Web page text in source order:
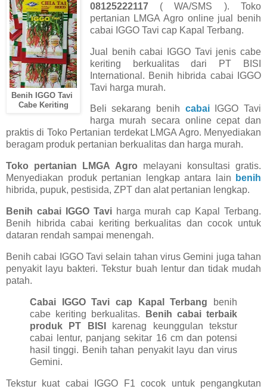
Benih IGGO Tavi
Cabe Keriting
08125222117( WA/SMS ). Toko
pertanian LMGA Agro online jual benih
cabai IGGO Tavi cap Kapal Terbang.
Jual benih cabai IGGO Tavi jenis cabe
keriting berkualitas dari PT BISI
International. Benih hibrida cabai IGGO
Tavi harga murah.
Beli sekarang benih cabaiIGGO Tavi
harga murah secara online cepat dan
praktis di Toko Pertanian terdekat LMGA Agro. Menyediakan
beragam produk pertanian berkualitas dan harga murah.
Toko pertanian LMGA Agro melayani konsultasi gratis.
Menyediakan produk pertanian lengkap antara lain
benih
hibrida, pupuk, pestisida, ZPT dan alat pertanian lengkap.
Benih cabai IGGO Tavi harga murah cap Kapal Terbang.
Benih hibrida cabai keriting berkualitas dan cocok untuk
dataran rendah sampai menengah.
Benih cabai IGGO Tavi selain tahan virus Gemini juga tahan
penyakit layu bakteri. Tekstur buah lentur dan tidak mudah
patah.
Cabai IGGO Tavi cap Kapal Terbang benih
cabe keriting berkualitas.
Benih cabai terbaik
produk PT BISI
karenag keunggulan tekstur
cabai lentur, panjang sekitar 16 cm dan potensi
hasil tinggi. Benih tahan penyakit layu dan virus
Gemini.
Tekstur kuat cabai IGGO F1 cocok untuk pengangkutan